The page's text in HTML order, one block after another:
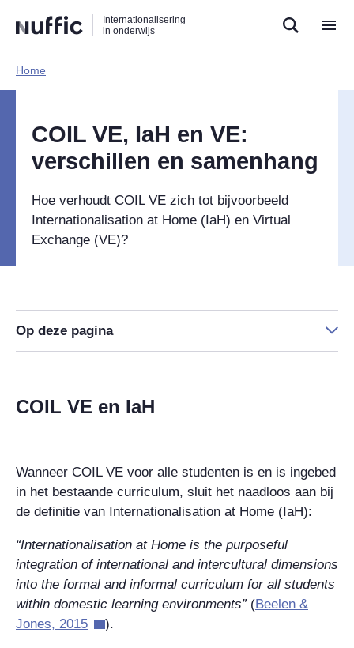
naar
zoekfunctie
naar
hoofdnavigatie
naar
inhoud
Internationalisering
in onderwijs
Hoofdnavigatie
Home​
COIL VE, IaH en VE:
verschillen en samenhang
Hoe verhoudt COIL VE zich tot bijvoorbeeld
Internationalisation at Home (IaH) en Virtual
Exchange (VE)?
Op deze pagina
COIL VE en IaH
Wanneer COIL VE voor alle studenten is en is ingebed
in het bestaande curriculum, sluit het naadloos aan bij
de definitie van Internationalisation at Home (IaH):
“Internationalisation at Home is the purposeful
integration of international and intercultural dimensions
into the formal and informal curriculum for all students
within domestic learning environments” (Beelen &
Jones, 2015
).